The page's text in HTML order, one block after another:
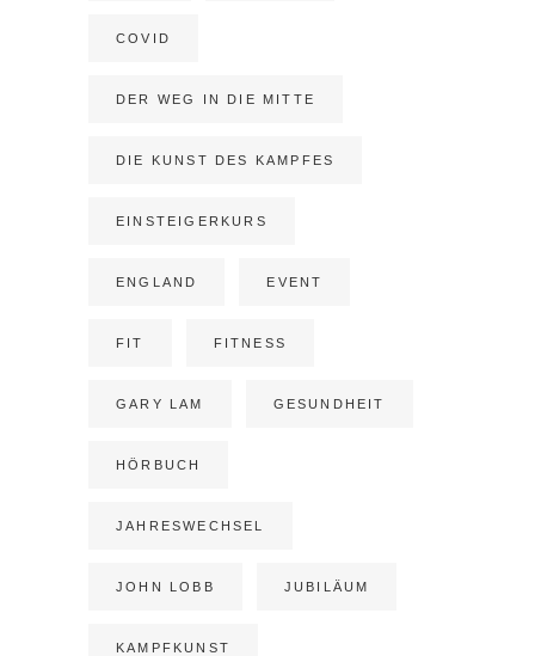
COVID
DER WEG IN DIE MITTE
DIE KUNST DES KAMPFES
EINSTEIGERKURS
ENGLAND EVENT
FIT FITNESS
GARY LAM GESUNDHEIT
HÖRBUCH
JAHRESWECHSEL
JOHN LOBB JUBILÄUM
KAMPFKUNST